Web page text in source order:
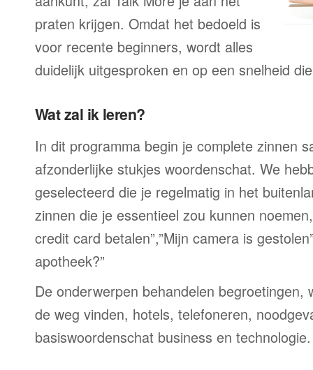
praten krijgen. Omdat het bedoeld is
voor recente beginners, wordt alles
duidelijk uitgesproken en op een snelheid
Wat zal ik leren?
In dit programma begin je complete zinnen
afzonderlijke stukjes woordenschat. We
geselecteerd die je regelmatig in het
zinnen die je essentieel zou kunnen
credit card betalen”,”Mijn camera is
apotheek?”
De onderwerpen behandelen begroetingen,
de weg vinden, hotels, telefoneren,
basiswoordenschat business en technologie.